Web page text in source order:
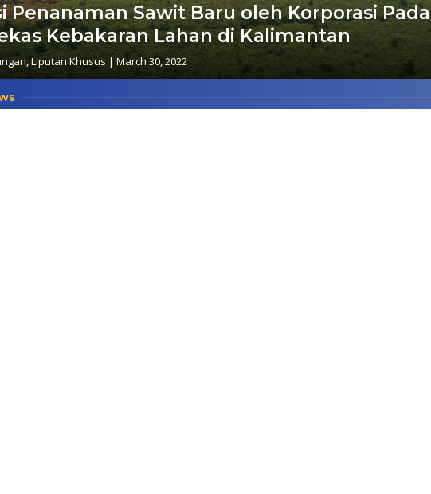
Penanaman Sawit Baru oleh Korporasi Pada
Kebakaran Lahan di Kalimantan
,Liputan Khusus |March 30, 2022